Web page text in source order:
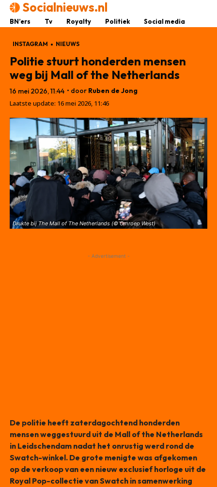
Socialnieuws.nl
BN’ers Tv Royalty Politiek Social media
INSTAGRAM NIEUWS
Politie stuurt honderden mensen
weg bij Mall of the Netherlands
16 mei 2026, 11:44 • door Ruben de Jong
Laatste update: 16 mei 2026, 11:46
Drukte bij The Mall of The Netherlands (© Omroep West)
- Advertisement -
De politie heeft zaterdagochtend honderden
mensen weggestuurd uit de Mall of the Netherlands
in Leidschendam nadat het onrustig werd rond de
Swatch-winkel. De grote menigte was afgekomen
op de verkoop van een nieuw exclusief horloge uit de
Royal Pop-collectie van Swatch in samenwerking